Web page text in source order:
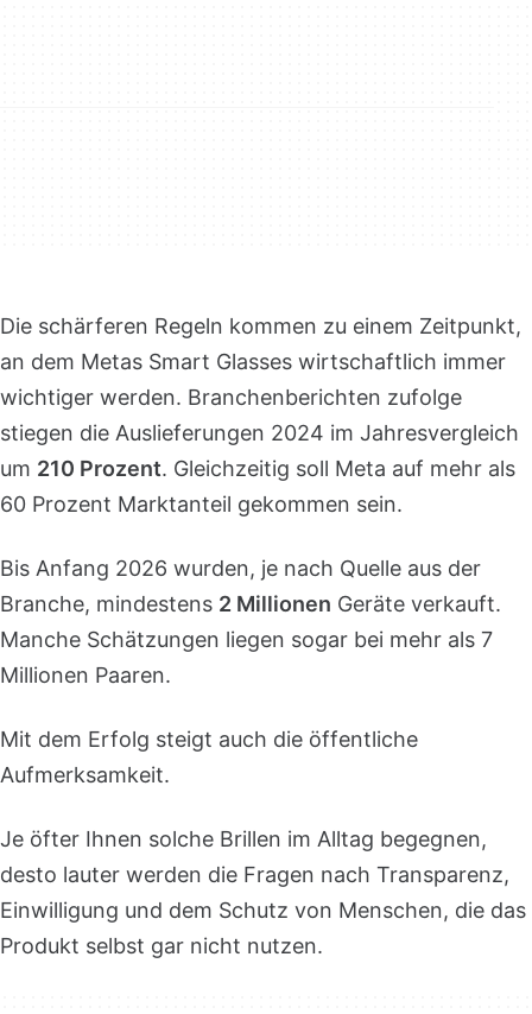
Die schärferen Regeln kommen zu einem Zeitpunkt,
an dem Metas Smart Glasses wirtschaftlich immer
wichtiger werden. Branchenberichten zufolge
stiegen die Auslieferungen 2024 im Jahresvergleich
um 210 Prozent. Gleichzeitig soll Meta auf mehr als
60 Prozent Marktanteil gekommen sein.
Bis Anfang 2026 wurden, je nach Quelle aus der
Branche, mindestens 2 Millionen Geräte verkauft.
Manche Schätzungen liegen sogar bei mehr als 7
Millionen Paaren.
Mit dem Erfolg steigt auch die öffentliche
Aufmerksamkeit.
Je öfter Ihnen solche Brillen im Alltag begegnen,
desto lauter werden die Fragen nach Transparenz,
Einwilligung und dem Schutz von Menschen, die das
Produkt selbst gar nicht nutzen.